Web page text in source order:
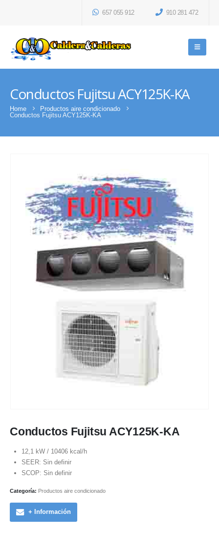
657 055 912 910 281 472
Conductos Fujitsu ACY125K-KA
Home
Productos aire condicionado
Conductos Fujitsu ACY125K-KA
Conductos Fujitsu ACY125K-KA
12,1 kW / 10406 kcal/h
SEER: Sin definir
SCOP: Sin definir
Categoría: Productos aire condicionado
+ Información